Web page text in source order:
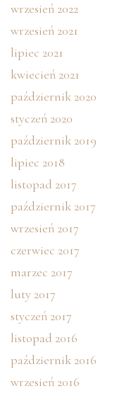
wrzesień 2022
wrzesień 2021
lipiec 2021
kwiecień 2021
październik 2020
styczeń 2020
październik 2019
lipiec 2018
listopad 2017
październik 2017
wrzesień 2017
czerwiec 2017
marzec 2017
luty 2017
styczeń 2017
listopad 2016
październik 2016
wrzesień 2016